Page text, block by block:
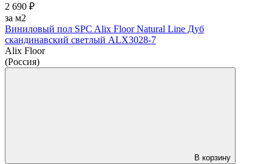
2 690 ₽
за м2
Виниловый пол SPC Alix Floor Natural Line Дуб
скандинавский светлый ALX3028-7
Alix Floor
(Россия)
В корзину